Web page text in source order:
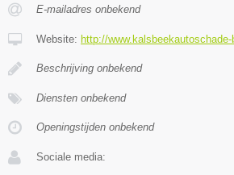
E-mailadres onbekend
Website: http://www.kalsbeekautoschade-
Beschrijving onbekend
Diensten onbekend
Openingstijden onbekend
Sociale media: